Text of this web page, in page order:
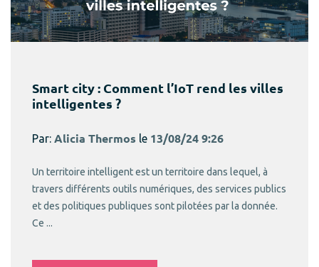
Smart city : Comment l’IoT rend les villes
intelligentes ?
Par: Alicia Thermos le 13/08/24 9:26
Un territoire intelligent est un territoire dans lequel, à
travers différents outils numériques, des services publics
et des politiques publiques sont pilotées par la donnée.
Ce ...